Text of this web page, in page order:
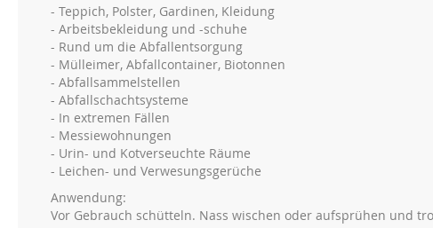
- Teppich, Polster, Gardinen, Kleidung
- Arbeitsbekleidung und -schuhe
- Rund um die Abfallentsorgung
- Mülleimer, Abfallcontainer, Biotonnen
- Abfallsammelstellen
- Abfallschachtsysteme
- In extremen Fällen
- Messiewohnungen
- Urin- und Kotverseuchte Räume
- Leichen- und Verwesungsgerüche
Anwendung:
Vor Gebrauch schütteln. Nass wischen oder aufsprühen und